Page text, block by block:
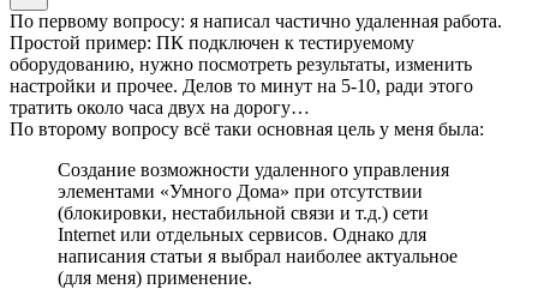
По первому вопросу: я написал частично удаленная работа.
Простой пример: ПК подключен к тестируемому
оборудованию, нужно посмотреть результаты, изменить
настройки и прочее. Делов то минут на 5-10, ради этого
тратить около часа двух на дорогу…
По второму вопросу всё таки основная цель у меня была:
Создание возможности удаленного управления
элементами «Умного Дома» при отсутствии
(блокировки, нестабильной связи и т.д.) сети
Internet или отдельных сервисов. Однако для
написания статьи я выбрал наиболее актуальное
(для меня) применение.